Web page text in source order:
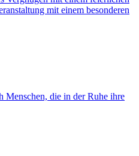
mit einem besonderen
Menschen, die in der Ruhe ihre